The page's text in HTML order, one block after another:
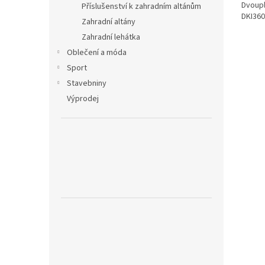
Příslušenství k zahradním altánům
Zahradní altány
Zahradní lehátka
Oblečení a móda
Sport
Stavebniny
Výprodej